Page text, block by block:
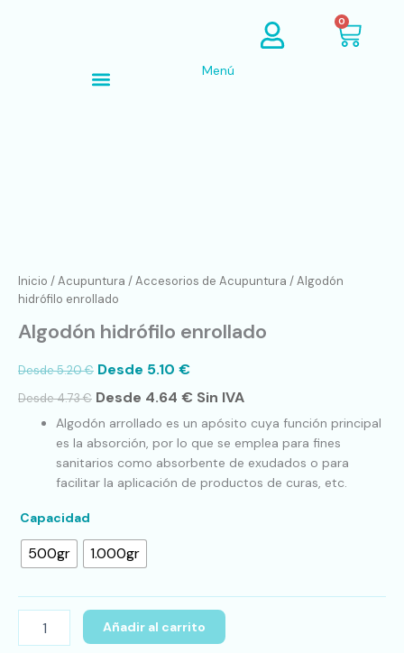
0
Cart
Menú
Inicio /Acupuntura /Accesorios de Acupuntura / Algodón
hidrófilo enrollado
Algodón hidrófilo enrollado
Desde5.20€ Desde 5.10 €
Desde4.73€ Desde 4.64 € Sin IVA
Algodón arrollado es un apósito cuya función principal
es la absorción, por lo que se emplea para fines
sanitarios como absorbente de exudados o para
facilitar la aplicación de productos de curas, etc.
Capacidad
500gr 1.000gr
Añadir al carrito